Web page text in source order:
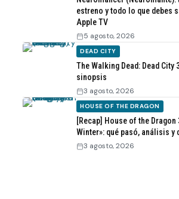
estreno y todo lo que debes
Apple TV
5 agosto, 2026
DEAD CITY
The Walking Dead: Dead
sinopsis
3 agosto, 2026
HOUSE OF THE DRAGON
[Recap] House of the Dragon
Winter»: qué pasó, análisis y
3 agosto, 2026